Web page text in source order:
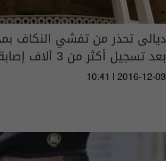
ديالى تحذر من تفشي النكاف
بعد تسجيل أكثر من 3 آلاف إصابة
10:41 | 2016-12-03